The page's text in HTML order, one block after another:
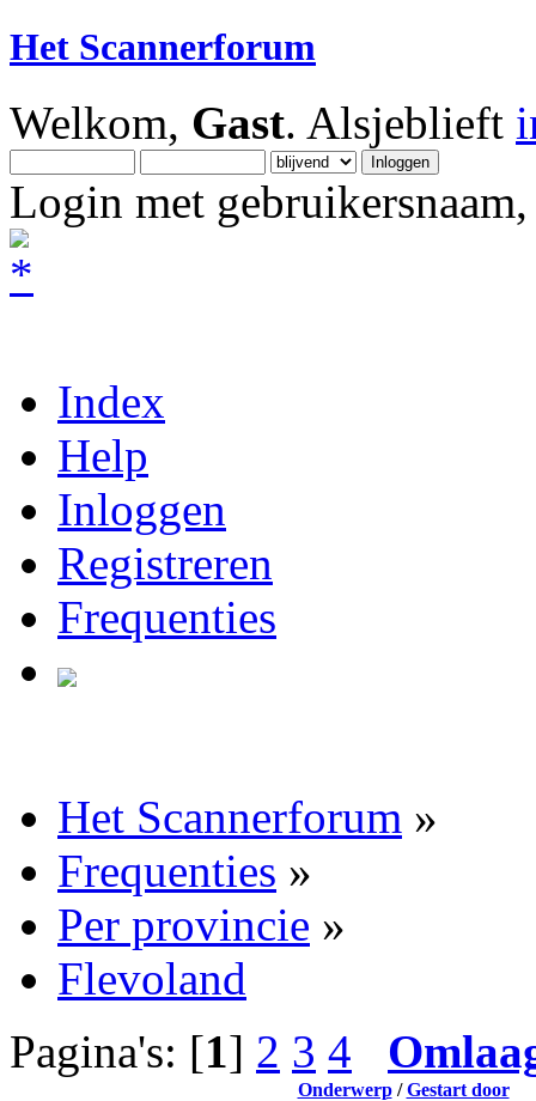
Het Scannerforum
Welkom, Gast. Alsjeblieft
Login met
Index
Help
Inloggen
Registreren
Frequenties
Het Scannerforum »
Frequenties »
Per provincie »
Flevoland
Pagina's: [1] 2 3 4
Onderwerp/Gestart door